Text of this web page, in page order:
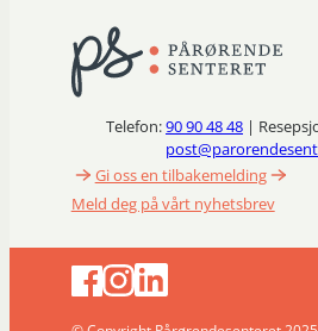
Telefon:90 90 48 48 |
Gi oss en tilbakemelding
Meld deg på vårt nyhetsbrev